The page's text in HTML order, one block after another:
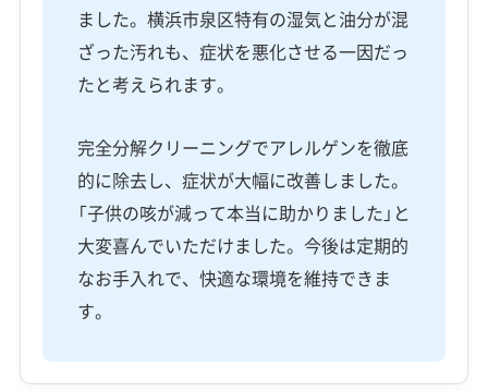
ました。横浜市泉区特有の湿気と油分が混
ざった汚れも、症状を悪化させる一因だっ
たと考えられます。
完全分解クリーニングでアレルゲンを徹底
的に除去し、症状が大幅に改善しました。
「子供の咳が減って本当に助かりました」と
大変喜んでいただけました。今後は定期的
なお手入れで、快適な環境を維持できま
す。